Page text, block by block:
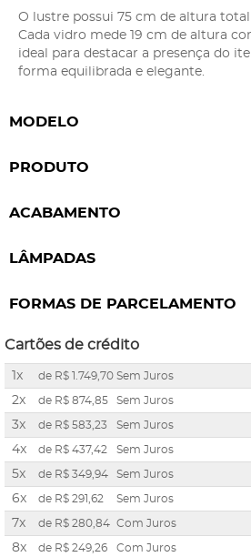
O lustre possui 75 cm de altura
Cada vidro mede 19 cm de altura
ideal para destacar a presença do
forma equilibrada e elegante.
MODELO
PRODUTO
ACABAMENTO
LÂMPADAS
FORMAS DE PARCELAMENTO
Cartões de crédito
1x de R$ 1.749,70 Sem Juros
2x de R$ 874,85 Sem Juros
3x de R$ 583,23 Sem Juros
4x de R$ 437,42 Sem Juros
5x de R$ 349,94 Sem Juros
6x de R$ 291,62 Sem Juros
7x de R$ 280,84 Com Juros
8x de R$ 249,26 Com Juros